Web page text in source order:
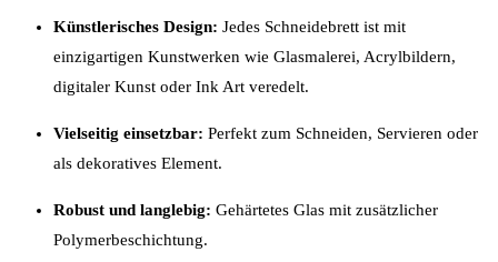
Künstlerisches Design: Jedes Schneidebrett ist mit
einzigartigen Kunstwerken wie Glasmalerei, Acrylbildern,
digitaler Kunst oder Ink Art veredelt.
Vielseitig einsetzbar: Perfekt zum Schneiden, Servieren oder
als dekoratives Element.
Robust und langlebig: Gehärtetes Glas mit zusätzlicher
Polymerbeschichtung.